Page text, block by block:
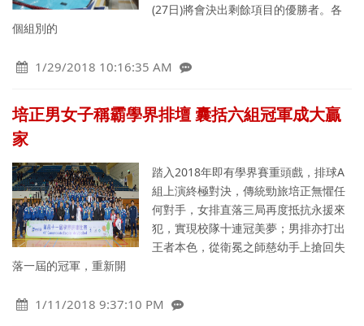
(27日)將會決出剩餘項目的優勝者。各
個組別的
1/29/2018 10:16:35 AM
培正男女子稱霸學界排壇 囊括六組冠軍成大贏
家
踏入2018年即有學界賽重頭戲，排球A
組上演終極對決，傳統勁旅培正無懼任
何對手，女排直落三局再度抵抗永援來
犯，實現校隊十連冠美夢；男排亦打出
王者本色，從衛冕之師慈幼手上搶回失
落一屆的冠軍，重新開
1/11/2018 9:37:10 PM